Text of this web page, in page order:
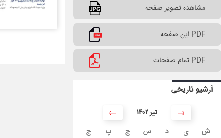
مشاهده تصویر صفحه
PDF این صفحه
PDF تمام صفحات
آرشیو تاریخی
۱۴۰۲ تیر
ش
ی د س چ پ ج